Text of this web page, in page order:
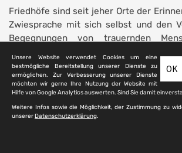
Friedhöfe sind seit jeher Orte der
Zwiesprache mit sich selbst und den
Begegnungen von trauernden
Verstorbene Mitmenschen finden ihre
dem Friedhof Nied in Frankfurt
Hinterbliebenen einen Ort der
letzte Ruheort eines Menschen ist
ausschließlich ein Ort der Trauer,
OK
Unsere Website verwendet Cookies um eine
bestmögliche Bereitstellung unserer Dienste zu
ermöglichen. Zur Verbesserung unserer Dienste
möchten wir gerne Ihre Nutzung der Website mit
Hilfe von Google Analytics auswerten. Sind Sie damit
Weitere Infos sowie die Möglichkeit, der Zustimmung zu
unsererDatenschutzerklärung.